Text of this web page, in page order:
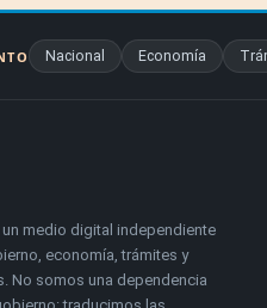
Nacional Economía
medio digital independiente
economía, trámites y
No somos una dependencia